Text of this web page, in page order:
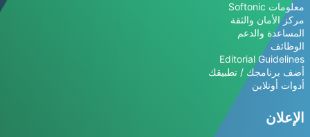
معلومات Softonic
مركز الأمان والثقة
المساعدة والدعم
الوظائف
Editorial Guidelines
أضف برنامجك / تطبيقك
أدوات أونلاين
الإعلان